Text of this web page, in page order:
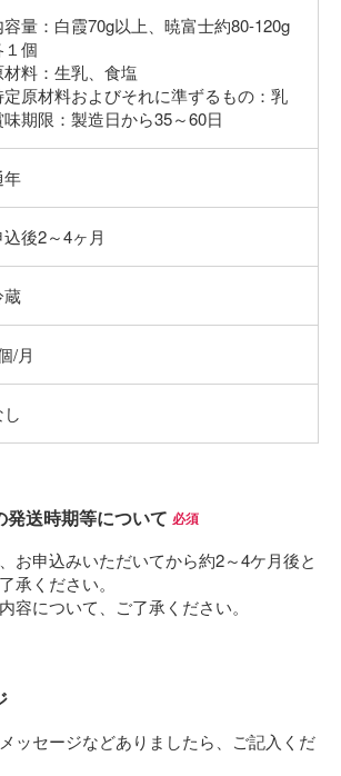
容量：白霞70g以上、暁富士約80-120g
１個
材料：生乳、食塩
定原材料およびそれに準ずるもの：乳
味期限：製造日から35～60日
年
込後2～4ヶ月
蔵
/月
発送時期等について